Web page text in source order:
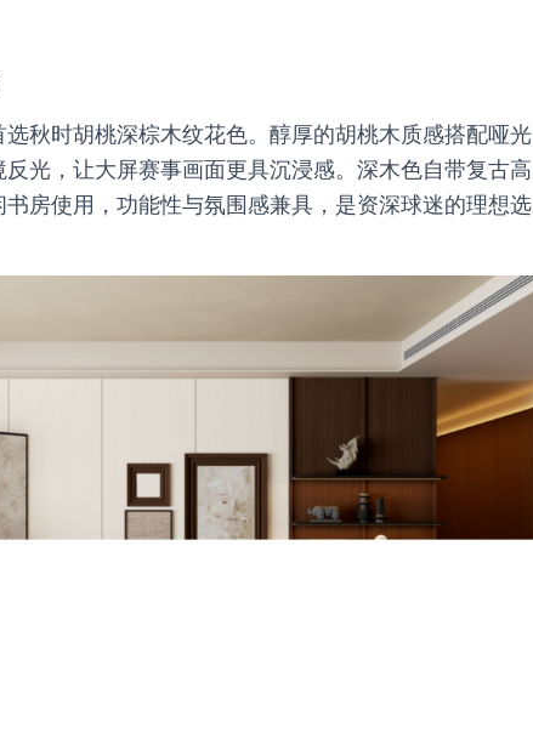
秋时胡桃深棕木纹花色。醇厚的胡桃木质感搭配哑光
光，让大屏赛事画面更具沉浸感。深木色自带复古高
房使用，功能性与氛围感兼具，是资深球迷的理想选